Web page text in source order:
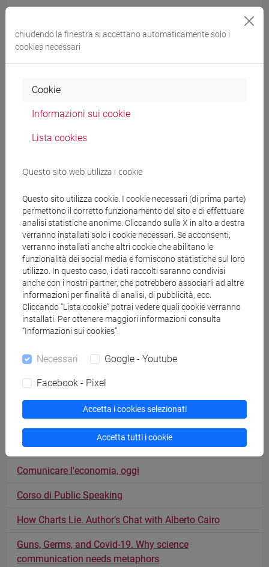
La ricerca è social
YouTuber si diventa
YouTuber, un nuovo volto per l'informazione scientifica
Sulla stessa barca: a bordo con la ricerca!
Dealing with the media
Train the Scientist!
Communicating your science
Rassicurare o allarmare? Il ruolo del linguaggio nella
comunicazione del rischio ambientale
Corso di public speaking
Communicating your science
Ricerca da sfogliare
LinkedIn per chi fa ricerca: dal networking alla thought
La scienza approda su Instagram
Brevetti: il linguaggio delle invenzioni
Comunicare l'economia, oggi
Corso di Public Speaking
How Charts Lie. Author’s Chat with Alberto Cairo
Guns, Germs, and Covid-19. Why science
communication needs metaphors
chiudendo la finestra si accettano automaticamente solo i
cookies necessari
Cookie
Informazioni sui cookie
Lista cookies
Questo sito web utilizza i cookie
Questo sito utilizza cookie. I cookie necessari (di prima parte)
permettono il corretto funzionamento del sito e di effettuare
analisi statistiche anonime. Cliccando sulla X in alto a destra
verranno installati solo i cookie necessari. Se acconsenti,
verranno installati anche altri cookie che abilitano le
funzionalità dei social media e forniscono statistiche sul loro
utilizzo. In questo caso, i dati raccolti saranno condivisi
anche con i nostri partner, che potrebbero associarli ad altre
informazioni per finalità di analisi, di pubblicità, ecc.
Cliccando “Lista cookie” potrai vedere quali cookie verranno
installati. Per ottenere maggiori informazioni consulta
“Informazioni sui cookies”.
Necessari Google - Youtube
Facebook - Pixel
Accetta i cookies selezionati
Accetta tutti i cookie